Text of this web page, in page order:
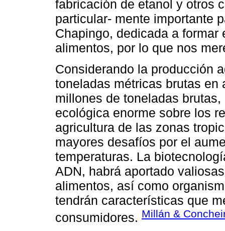
fabricación de etanol y otros
particular- mente importante
Chapingo, dedicada a
alimentos, por lo que nos
Considerando la producción
toneladas métricas brutas en
millones de toneladas
ecológica enorme sobre los
agricultura de las zonas
mayores desafíos por el
temperaturas. La
ADN, habrá aportado
alimentos, así como
tendrán características que
consumidores. Millán &